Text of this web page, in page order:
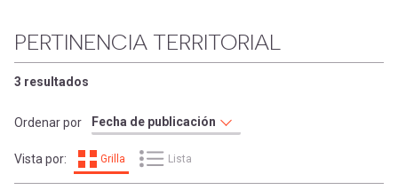
entrar
a
mi
Comunidad
Expand
Exploración
[Educarchile
sesión
Regístrate
enlaces
de
ayuda
PERTINENCIA TERRITORIAL
3 resultados
Ordenar por
Vista por: Grilla Lista
registrarte.